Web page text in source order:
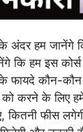
हम जानेंगे कि
कि हम इस
फायदे कौन-कौन
को करने के लिए
कितनी फीस